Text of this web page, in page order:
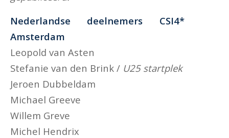
Nederlandse deelnemers CSI4*
Amsterdam
Leopold van Asten
Stefanie van den Brink / U25 startplek
Jeroen Dubbeldam
Michael Greeve
Willem Greve
Michel Hendrix